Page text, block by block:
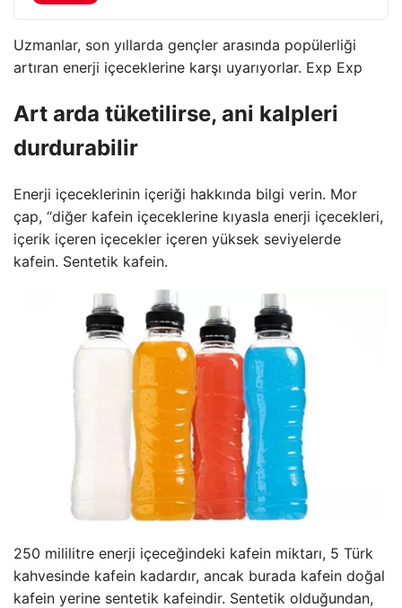
Uzmanlar, son yıllarda gençler arasında popülerliği
artıran enerji içeceklerine karşı uyarıyorlar. Exp Exp
Art arda tüketilirse, ani kalpleri
durdurabilir
Enerji içeceklerinin içeriği hakkında bilgi verin. Mor
çap, “diğer kafein içeceklerine kıyasla enerji içecekleri,
içerik içeren içecekler içeren yüksek seviyelerde
kafein. Sentetik kafein.
250 mililitre enerji içeceğindeki kafein miktarı, 5 Türk
kahvesinde kafein kadardır, ancak burada kafein doğal
kafein yerine sentetik kafeindir. Sentetik olduğundan,